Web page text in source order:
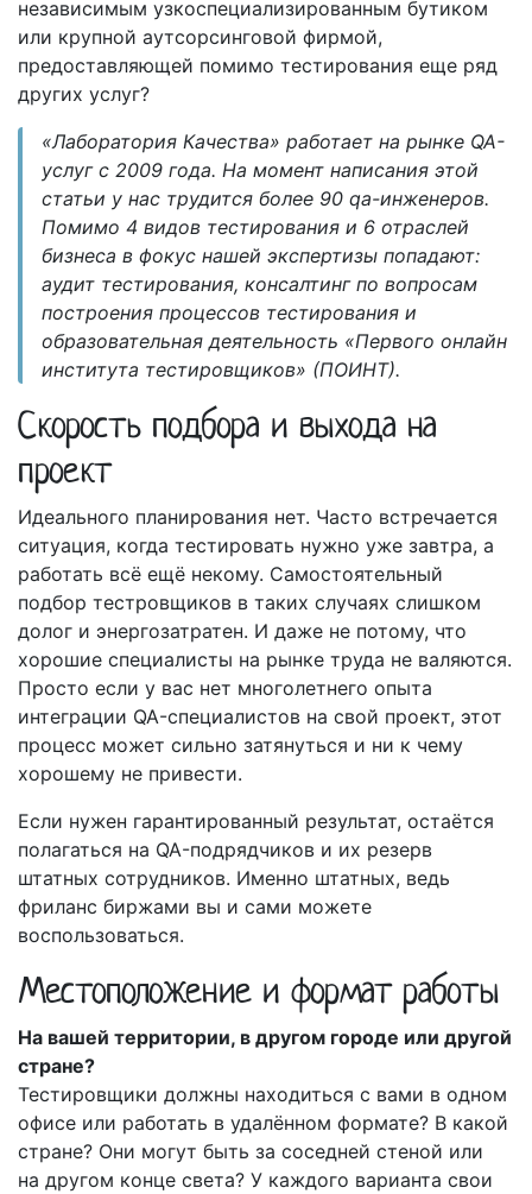
независимым узкоспециализированным бутиком
или крупной аутсорсинговой фирмой,
предоставляющей помимо тестирования еще ряд
других услуг?
«Лаборатория Качества» работает на рынке QA-
услуг с 2009 года. На момент написания этой
статьи у нас трудится более 90 qa-инженеров.
Помимо 4 видов тестирования и 6 отраслей
бизнеса в фокус нашей экспертизы попадают:
аудит тестирования, консалтинг по вопросам
построения процессов тестирования и
образовательная деятельность «Первого онлайн
института тестировщиков» (ПОИНТ).
Скорость подбора и выхода на
проект
Идеального планирования нет. Часто встречается
ситуация, когда тестировать нужно уже завтра, а
работать всё ещё некому. Самостоятельный
подбор тестровщиков в таких случаях слишком
долог и энергозатратен. И даже не потому, что
хорошие специалисты на рынке труда не валяются.
Просто если у вас нет многолетнего опыта
интеграции QA-специалистов на свой проект, этот
процесс может сильно затянуться и ни к чему
хорошему не привести.
Если нужен гарантированный результат, остаётся
полагаться на QA-подрядчиков и их резерв
штатных сотрудников. Именно штатных, ведь
фриланс биржами вы и сами можете
воспользоваться.
Местоположение и формат работы
На вашей территории, в другом городе или другой
стране?
Тестировщики должны находиться с вами в одном
офисе или работать в удалённом формате? В какой
стране? Они могут быть за соседней стеной или
на другом конце света? У каждого варианта свои